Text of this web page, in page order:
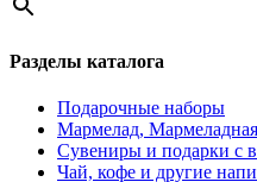
Разделы каталога
Подарочные наборы
Мармелад, Мармеладная
Сувениры и подарки с
Чай, кофе и другие